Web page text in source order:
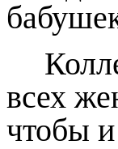
всех
чтобы